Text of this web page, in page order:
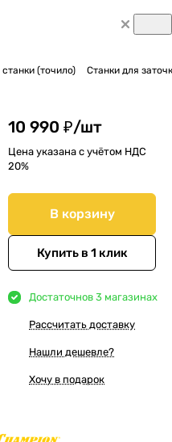
(точило) Станки для
10 990 ₽/шт
Цена указана с учётом НДС
20%
В корзину
Купить в 1 клик
Достаточнов 3 магазинах
Рассчитать доставку
Нашли дешевле?
Хочу в подарок